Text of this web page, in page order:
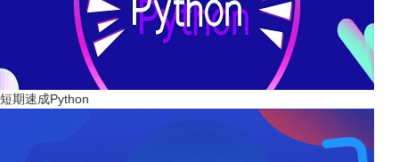
短期速成Python